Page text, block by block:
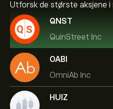
Utforsk de største aksjene i
QNST
QuinStreet Inc
OABI
OmniAb Inc
HUIZ